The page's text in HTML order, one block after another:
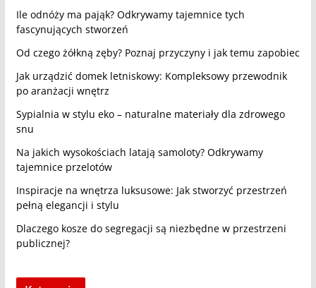
Ile odnóży ma pająk? Odkrywamy tajemnice tych
fascynujących stworzeń
Od czego żółkną zęby? Poznaj przyczyny i jak temu zapobiec
Jak urządzić domek letniskowy: Kompleksowy przewodnik
po aranżacji wnętrz
Sypialnia w stylu eko – naturalne materiały dla zdrowego
snu
Na jakich wysokościach latają samoloty? Odkrywamy
tajemnice przelotów
Inspiracje na wnętrza luksusowe: Jak stworzyć przestrzeń
pełną elegancji i stylu
Dlaczego kosze do segregacji są niezbędne w przestrzeni
publicznej?